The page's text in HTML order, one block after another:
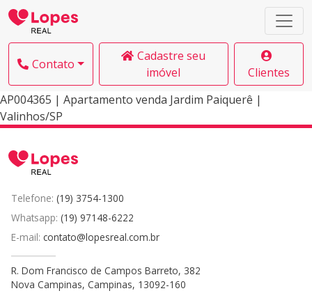
Contato
Cadastre seu
imóvel
Clientes
AP004365 | Apartamento venda Jardim Paiquerê |
Valinhos/SP
Telefone: (19) 3754-1300
Whatsapp: (19) 97148-6222
E-mail: contato@lopesreal.com.br
R. Dom Francisco de Campos Barreto, 382
Nova Campinas, Campinas, 13092-160